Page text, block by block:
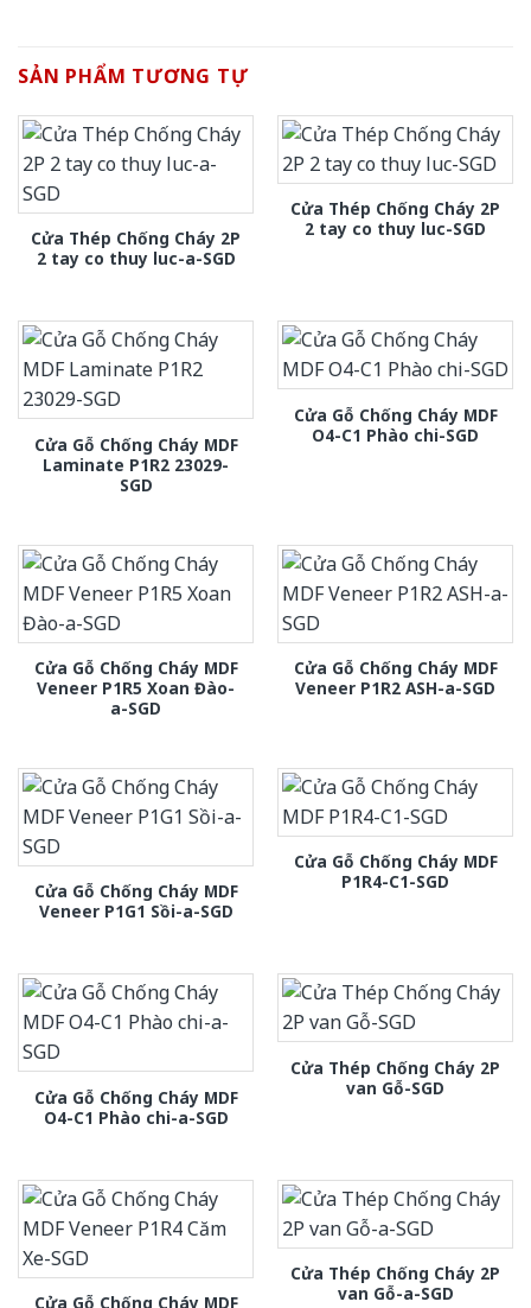
SẢN PHẨM TƯƠNG TỰ
Cửa Thép Chống Cháy 2P
2 tay co thuy luc-a-SGD
Cửa Thép Chống Cháy 2P
2 tay co thuy luc-SGD
Cửa Gỗ Chống Cháy MDF
Laminate P1R2 23029-
SGD
Cửa Gỗ Chống Cháy MDF
O4-C1 Phào chi-SGD
Cửa Gỗ Chống Cháy MDF
Veneer P1R5 Xoan Đào-
a-SGD
Cửa Gỗ Chống Cháy MDF
Veneer P1R2 ASH-a-SGD
Cửa Gỗ Chống Cháy MDF
Veneer P1G1 Sồi-a-SGD
Cửa Gỗ Chống Cháy MDF
P1R4-C1-SGD
Cửa Gỗ Chống Cháy MDF
O4-C1 Phào chi-a-SGD
Cửa Thép Chống Cháy 2P
van Gỗ-SGD
Cửa Gỗ Chống Cháy MDF
Cửa Thép Chống Cháy 2P
van Gỗ-a-SGD